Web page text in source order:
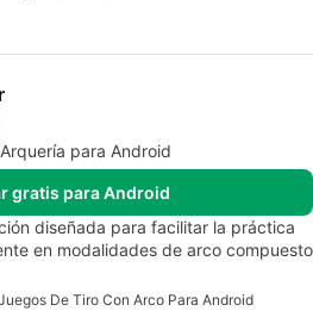
para Android
gratis para Android
diseñada para facilitar la práctica
en modalidades de arco compuesto
De Tiro Con Arco Para Android